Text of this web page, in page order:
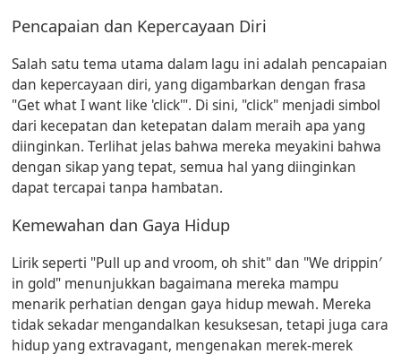
Pencapaian dan Kepercayaan Diri
Salah satu tema utama dalam lagu ini adalah pencapaian
dan kepercayaan diri, yang digambarkan dengan frasa
"Get what I want like 'click'". Di sini, "click" menjadi simbol
dari kecepatan dan ketepatan dalam meraih apa yang
diinginkan. Terlihat jelas bahwa mereka meyakini bahwa
dengan sikap yang tepat, semua hal yang diinginkan
dapat tercapai tanpa hambatan.
Kemewahan dan Gaya Hidup
Lirik seperti "Pull up and vroom, oh shit" dan "We drippin′
in gold" menunjukkan bagaimana mereka mampu
menarik perhatian dengan gaya hidup mewah. Mereka
tidak sekadar mengandalkan kesuksesan, tetapi juga cara
hidup yang extravagant, mengenakan merek-merek